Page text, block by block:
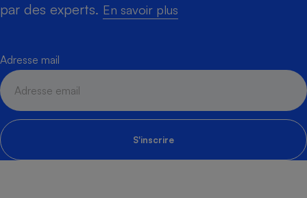
par des experts. En savoir plus
Adresse mail
S'inscrire